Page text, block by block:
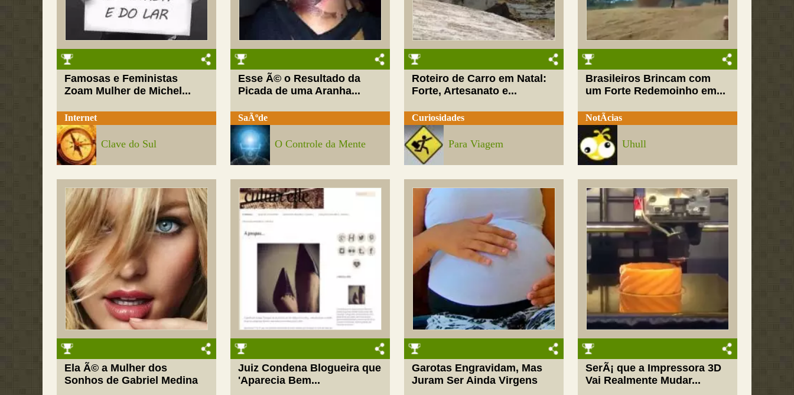
Famosas e Feministas
Zoam Mulher de Michel...
Internet
Clave do Sul
Esse Ã© o Resultado da
Picada de uma Aranha...
SaÃºde
O Controle da Mente
Roteiro de Carro em Natal:
Forte, Artesanato e...
Curiosidades
Para Viagem
Brasileiros Brincam com
um Forte Redemoinho em...
NotÃ­cias
Uhull
Ela Ã© a Mulher dos
Sonhos de Gabriel Medina
Juiz Condena Blogueira que
'Aparecia Bem...
Garotas Engravidam, Mas
Juram Ser Ainda Virgens
SerÃ¡ que a Impressora 3D
Vai Realmente Mudar...